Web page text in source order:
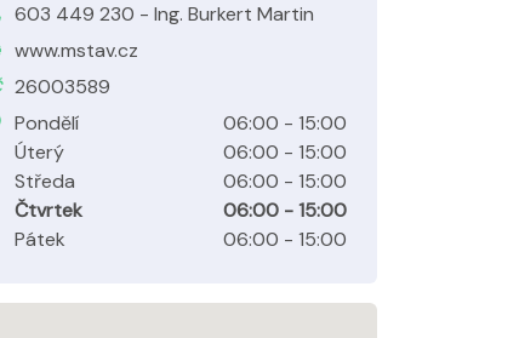
603 449 230 - Ing. Burkert Martin
www.mstav.cz
26003589
Pondělí
06:00 - 15:00
Úterý
06:00 - 15:00
Středa
06:00 - 15:00
Čtvrtek
06:00 - 15:00
Pátek
06:00 - 15:00